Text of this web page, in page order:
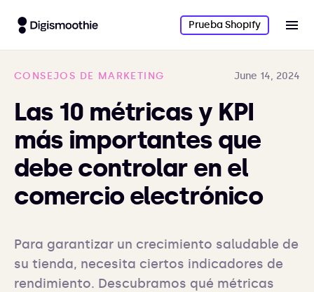
Prueba Shopify
CONSEJOS DE MARKETING June 14, 2024
Las 10 métricas y KPI
más importantes que
debe controlar en el
comercio electrónico
Para garantizar un crecimiento saludable de
su tienda, necesita ciertos indicadores de
rendimiento. Descubramos qué métricas